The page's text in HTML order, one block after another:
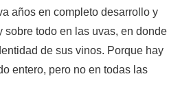
años en completo desarrollo y
sobre todo en las uvas, en donde
de sus vinos. Porque hay
entero, pero no en todas las